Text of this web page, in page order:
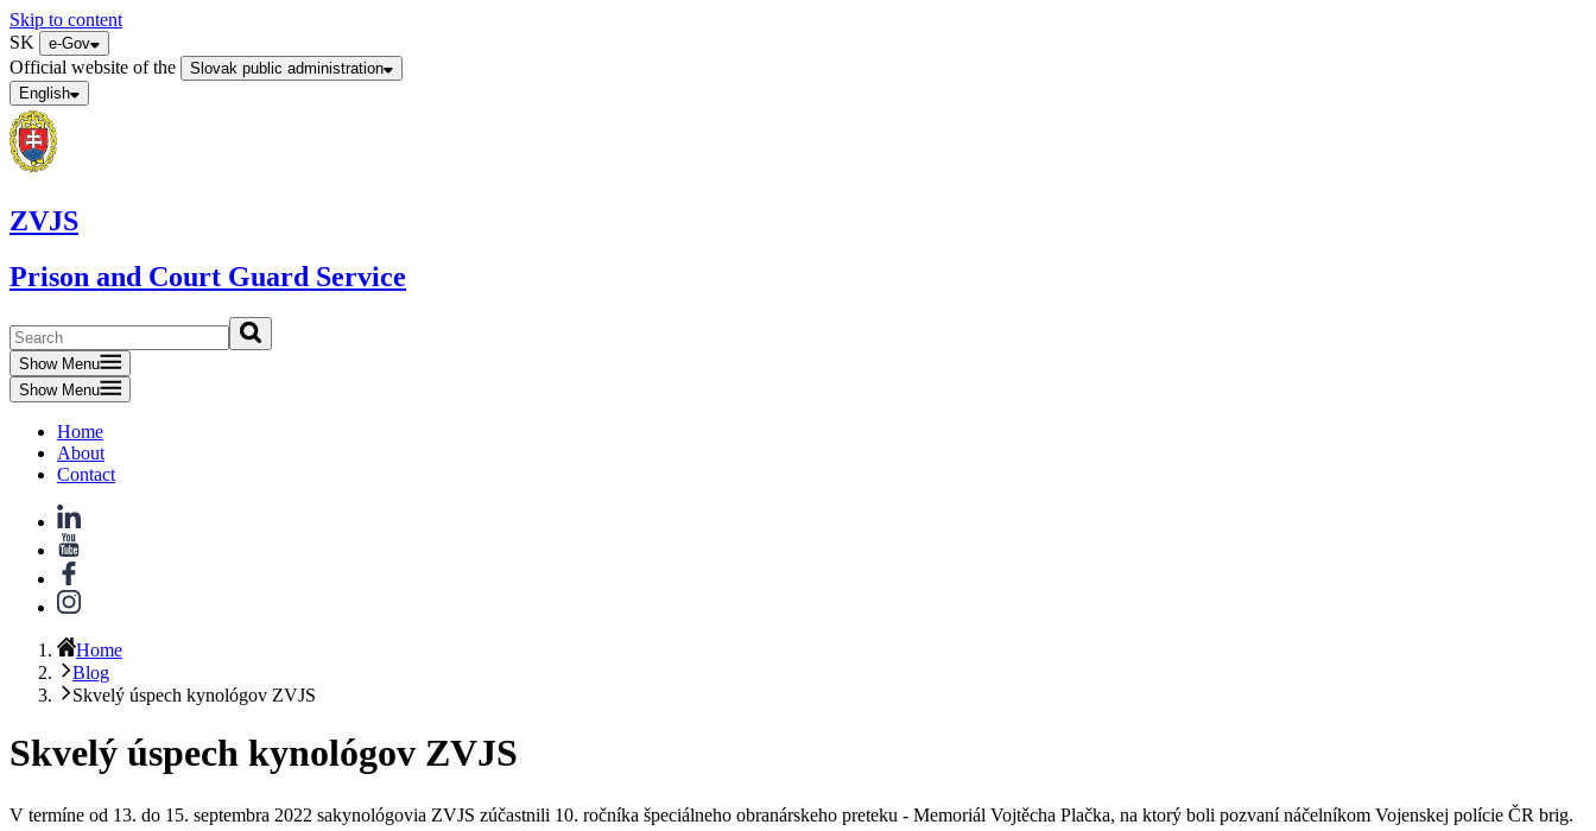
Skip to content
SK
e-Gov
Official website of the
Slovak public administration
English
ZVJS
Prison and Court Guard Service
Show Menu
Show Menu
Home
About
Contact
Home
Blog
Skvelý úspech kynológov ZVJS
Skvelý úspech kynológov ZVJS
V termíne od 13. do 15. septembra 2022 sakynológovia ZVJS zúčastnili 10. ročníka špeciálneho obranárskeho preteku - Memoriál Vojtěcha Plačka, na ktorý boli pozvaní náčelníkom Vojenskej polície ČR brig.